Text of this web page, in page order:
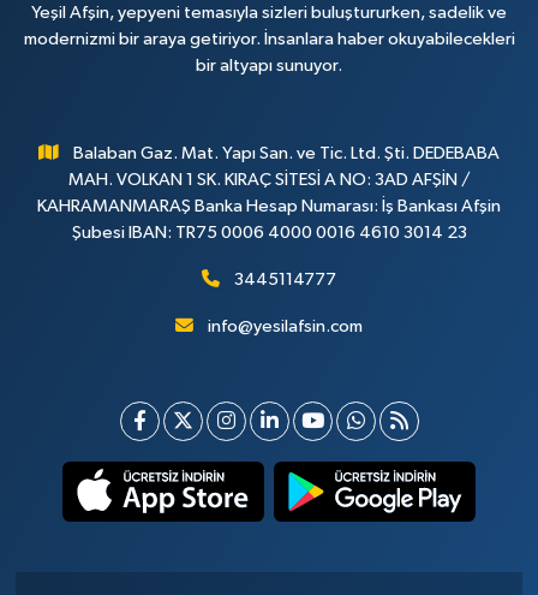
Yeşil Afşin, yepyeni temasıyla sizleri buluştururken, sadelik ve
modernizmi bir araya getiriyor. İnsanlara haber okuyabilecekleri
bir altyapı sunuyor.
Balaban Gaz. Mat. Yapı San. ve Tic. Ltd. Şti. DEDEBABA
MAH. VOLKAN 1 SK. KIRAÇ SİTESİ A NO: 3AD AFŞİN /
KAHRAMANMARAŞ Banka Hesap Numarası: İş Bankası Afşin
Şubesi IBAN: TR75 0006 4000 0016 4610 3014 23
3445114777
info@yesilafsin.com